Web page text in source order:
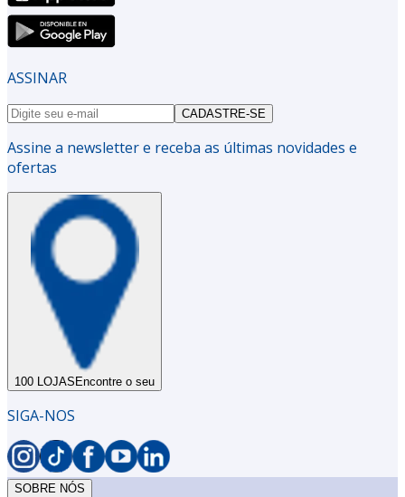
ASSINAR
CADASTRE-SE
Assine a newsletter e receba as últimas novidades e
ofertas
100 LOJAS Encontre o seu
SIGA-NOS
SOBRE NÓS